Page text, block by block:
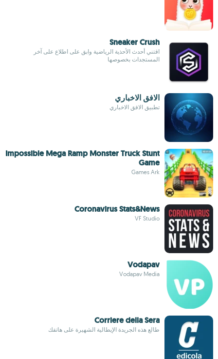
Sneaker Crush
اقتني أحدث الأحذية الرياضية وابق على اطلاع على آخر
المستجدات بخصوصها
الافق الاخباري
تطبيق الافق الاخباري
Impossible Mega Ramp Monster Truck Stunt
Game
Games Ark
Coronavirus Stats&News
VF Studio
Vodapav
Vodapav Media
Corriere della Sera
طالع هذه الجريدة الإيطالية الشهيرة على هاتفك